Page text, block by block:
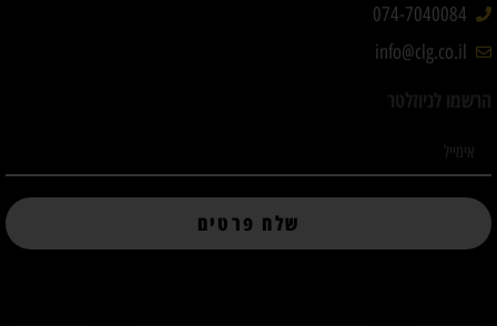
074-7040084
info@clg.co.il
שלח פרטים